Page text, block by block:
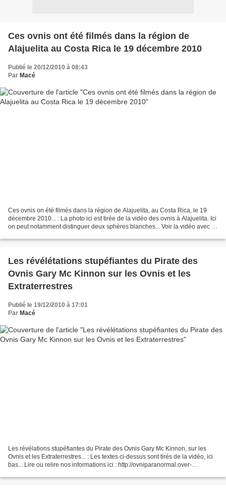
Ces ovnis ont été filmés dans la région de
Alajuelita au Costa Rica le 19 décembre 2010
Publié le 20/12/2010 à 08:43
Par Macé
Ces ovnis on été filmés dans la région de Alajuelita, au Costa Rica, le 19
décembre 2010... : La photo ici est tirée de la vidéo des ovnis à Alajuelita. Ici
on peut notamment distinguer deux sphères blanches... Voir la vidéo avec le
Les révélétations stupéfiantes du Pirate des
Ovnis Gary Mc Kinnon sur les Ovnis et les
Extraterrestres
Publié le 19/12/2010 à 17:01
Par Macé
Les révélations stupéfiantes du Pirate des Ovnis Gary Mc Kinnon, sur les
Ovnis et les Extraterrestres... : Les textes ci-dessus sont tirés de la vidéo, ici
bas... Lire ou relire nos informations ici : http://ovniparanormal.over-
pirate-des-ovnis-gary-mckinnon-62051784.html...